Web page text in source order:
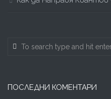
ПОСЛЕДНИ КОМЕНТАРИ